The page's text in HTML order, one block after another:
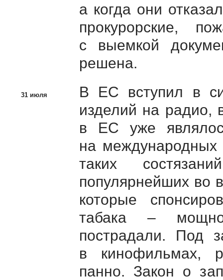
а когда они
прокурорские,
с выемкой
решена.
31 июля
В ЕС вступил в
изделий на радио,
в ЕС уже
на международных
таких
популярнейших во
которые
табака –
пострадали. Под
в кинофильмах,
панно. Закон о